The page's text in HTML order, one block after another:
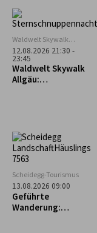
Materialien lassen
wir Punkte und
Rohstoffe und
Ressourcen,
welche ansonsten
für die Produktion
neuer Gegenstände
aufgewendet
werden müssten.
dieser Gedanke
weiterentwickelt
und auf den lokalen
Gesellschaft
getragen.
Waldwelt Skywalk
Allgäu, Scheidegg
12.08.2026 21:30 -
23:45
Waldwelt Skywalk
Allgäu:
Scheidegg-Tourismus
13.08.2026 09:00
Geführte
Wanderung: